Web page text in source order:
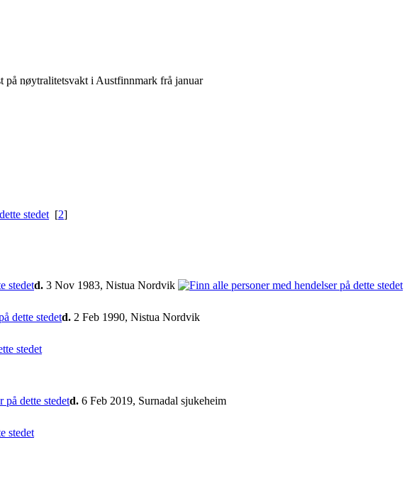
på nøytralitetsvakt i Austfinnmark frå januar
[2]
d. 3 Nov 1983, Nistua Nordvik
d. 2 Feb 1990, Nistua Nordvik
d. 6 Feb 2019, Surnadal sjukeheim